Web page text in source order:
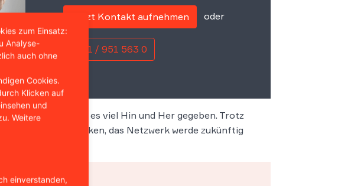
Jetzt Kontakt aufnehmen oder
0221 / 951 563 0
Juni 2017 hatte es viel Hin und Her gegeben. Trotz
auf ihren Bedenken, das Netzwerk werde zukünftig
Artikel.
zum Einsatz:
Analyse-
auch ohne
Cookies.
Klicken auf
und
Weitere
einverstanden,